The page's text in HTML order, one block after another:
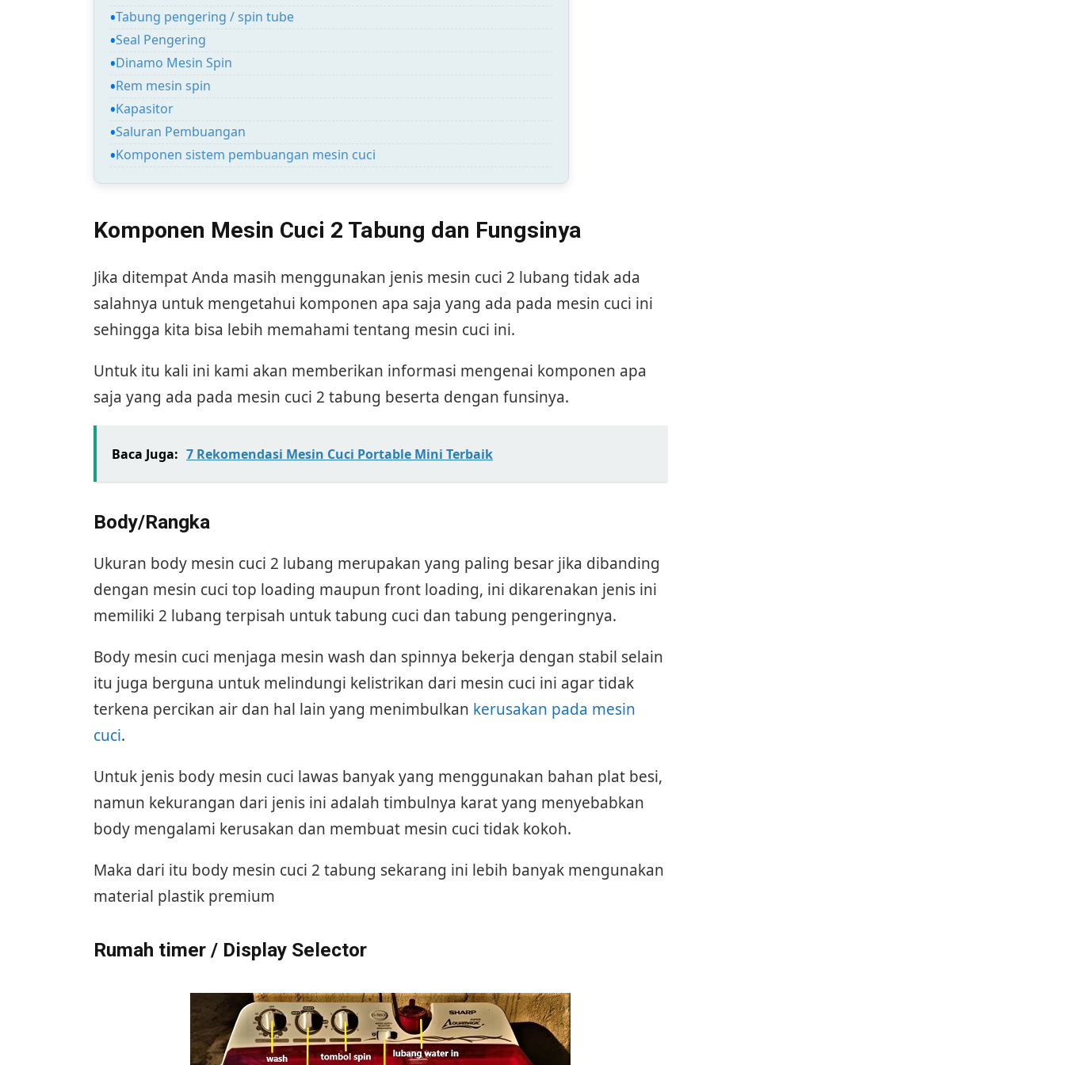
Tabung pengering / spin tube
Seal Pengering
Dinamo Mesin Spin
Rem mesin spin
Kapasitor
Saluran Pembuangan
Komponen sistem pembuangan mesin cuci
Komponen Mesin Cuci 2 Tabung dan Fungsinya
Jika ditempat Anda masih menggunakan jenis mesin cuci 2 lubang tidak ada
salahnya untuk mengetahui komponen apa saja yang ada pada mesin cuci ini
sehingga kita bisa lebih memahami tentang mesin cuci ini.
Untuk itu kali ini kami akan memberikan informasi mengenai komponen apa
saja yang ada pada mesin cuci 2 tabung beserta dengan funsinya.
Baca Juga: 7 Rekomendasi Mesin Cuci Portable Mini Terbaik
Body/Rangka
Ukuran body mesin cuci 2 lubang merupakan yang paling besar jika dibanding
dengan mesin cuci top loading maupun front loading, ini dikarenakan jenis ini
memiliki 2 lubang terpisah untuk tabung cuci dan tabung pengeringnya.
Body mesin cuci menjaga mesin wash dan spinnya bekerja dengan stabil selain
itu juga berguna untuk melindungi kelistrikan dari mesin cuci ini agar tidak
terkena percikan air dan hal lain yang menimbulkan kerusakan pada mesin
cuci.
Untuk jenis body mesin cuci lawas banyak yang menggunakan bahan plat besi,
namun kekurangan dari jenis ini adalah timbulnya karat yang menyebabkan
body mengalami kerusakan dan membuat mesin cuci tidak kokoh.
Maka dari itu body mesin cuci 2 tabung sekarang ini lebih banyak mengunakan
material plastik premium
Rumah timer / Display Selector